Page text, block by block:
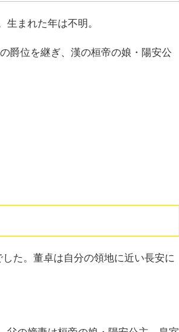
まれた年は不明。
爵位を継ぎ、漢の桓帝の娘・陽安公
た。董卓は自分の領地に近い長安に